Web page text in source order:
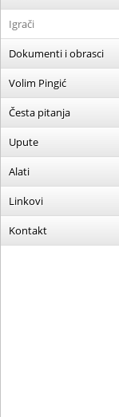
Igrači
Dokumenti i obrasci
Volim Pingić
Česta pitanja
Upute
Alati
Linkovi
Kontakt